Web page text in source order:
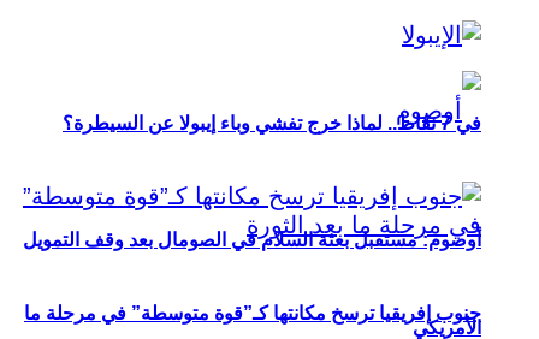
أوصوم: مستقبل بعثة السلام في الصومال بعد وقف التمويل
الأمريكي
في 7 نقاط.. لماذا خرج تفشي وباء إيبولا عن السيطرة؟
جنوب إفريقيا ترسخ مكانتها كـ”قوة متوسطة” في مرحلة ما